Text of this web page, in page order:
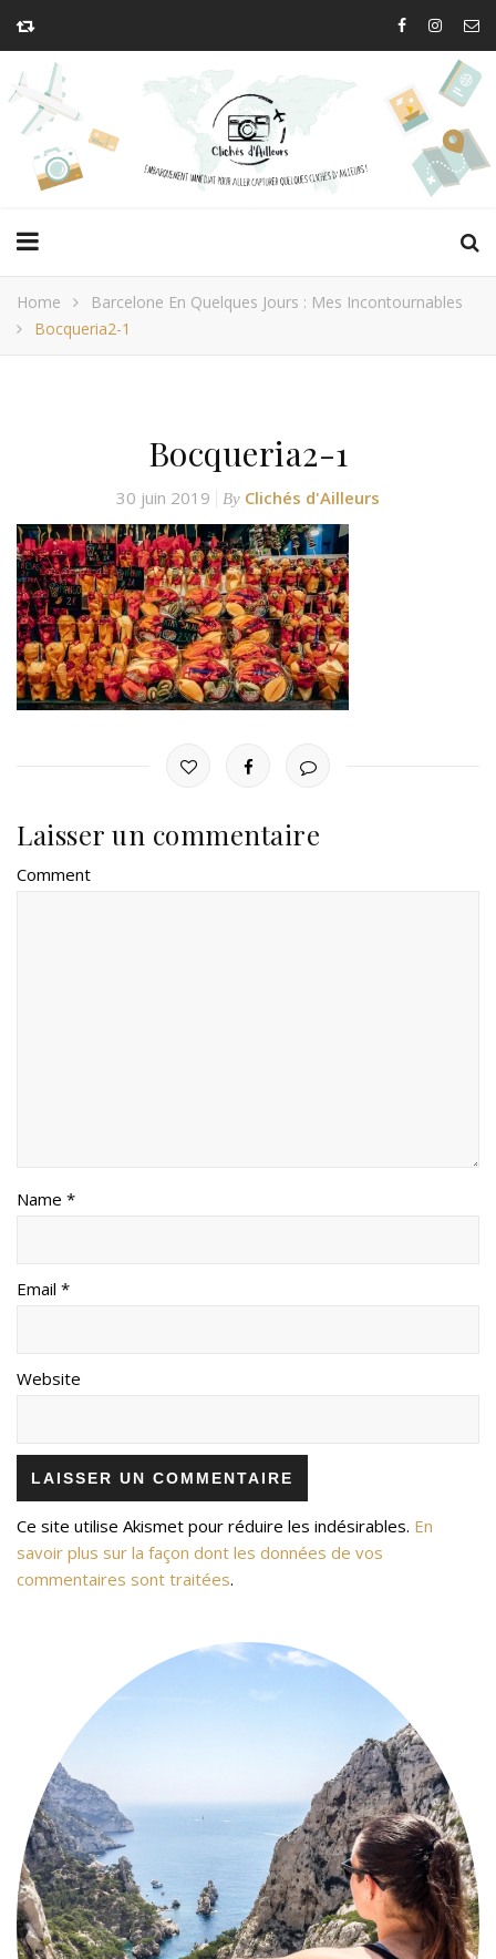
Home
Barcelone En Quelques Jours : Mes Incontournables
Bocqueria2-1
Bocqueria2-1
30 juin 2019 By Clichés d'Ailleurs
Laisser un commentaire
Comment
Name *
Email *
Website
Ce site utilise Akismet pour réduire les indésirables. En
savoir plus sur la façon dont les données de vos
commentaires sont traitées.